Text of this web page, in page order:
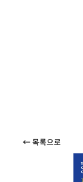
← 목록으로